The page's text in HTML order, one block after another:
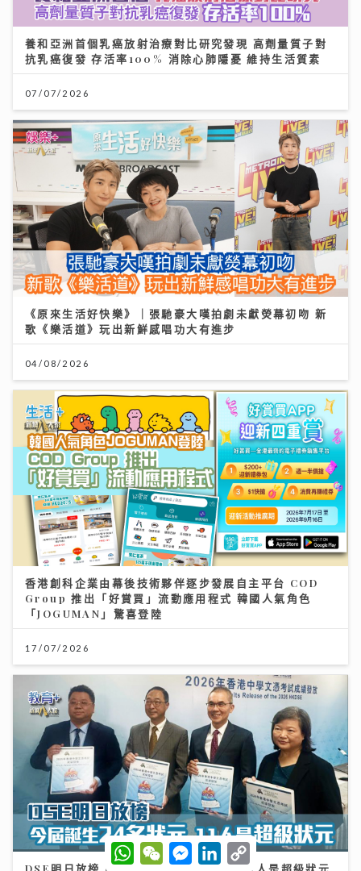
養和亞洲首個乳癌放射治療對比研究發現 高劑量質子對
抗乳癌復發 存活率100% 消除心肺隱憂 維持生活質素
07/07/2026
《原來生活好快樂》｜張馳豪大嘆拍劇未獻熒幕初吻 新
歌《樂活道》玩出新鮮感唱功大有進步
04/08/2026
香港創科企業由幕後技術夥伴逐步發展自主平台 COD
Group 推出「好賞買」流動應用程式 韓國人氣角色
「JOGUMAN」驚喜登陸
17/07/2026
DSE明日放榜｜今屆誕生24名狀元 當中11人是超級狀元
W
h
W
e
M
e
L
C